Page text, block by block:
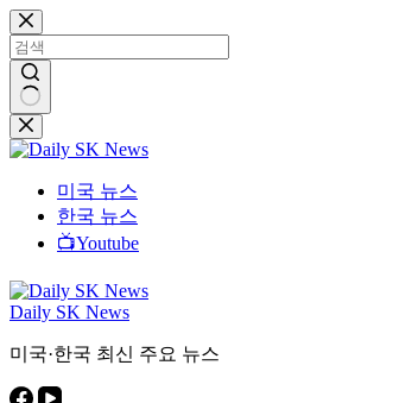
본
문
으
로
건
너
결
과
미국 뉴스
한국 뉴스
📺Youtube
Daily SK News
미국·한국 최신 주요 뉴스